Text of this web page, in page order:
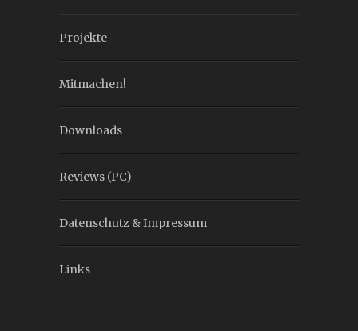
Projekte
Mitmachen!
Downloads
Reviews (PC)
Datenschutz & Impressum
Links